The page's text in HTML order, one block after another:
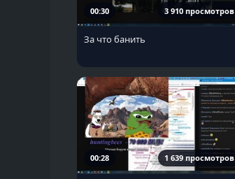
00:30 3 910 просмотров
За что банить
00:28 1 639 просмотров